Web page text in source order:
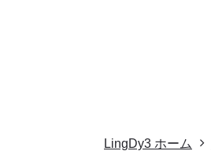
LingDy3 ホーム